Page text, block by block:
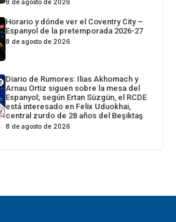
8 de agosto de 2026
Horario y dónde ver el Coventry City –
Espanyol de la pretemporada 2026-27
8 de agosto de 2026
Diario de Rumores: Ilias Akhomach y
Arnau Ortiz siguen sobre la mesa del
Espanyol; según Ertan Süzgün, el RCDE
está interesado en Felix Uduokhai,
central zurdo de 28 años del Beşiktaş
8 de agosto de 2026